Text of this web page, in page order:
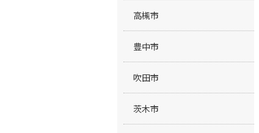
高槻市
豊中市
吹田市
茨木市